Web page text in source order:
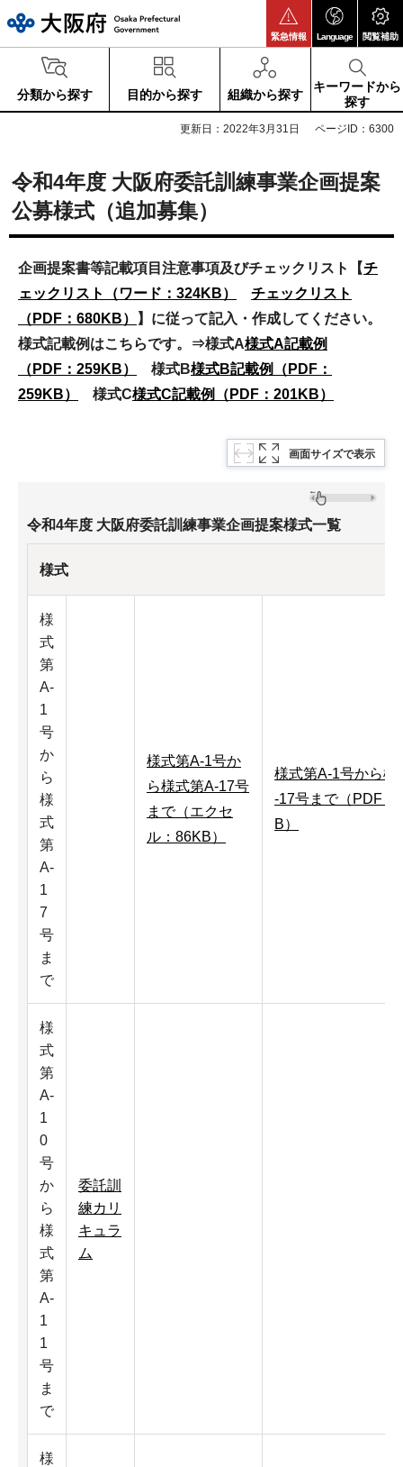
緊急情報 Language 閲覧補助
分類から探す 目的から探す 組織から探す
キーワードから
探す
更新日：2022年3月31日 ページID：6300
令和4年度 大阪府委託訓練事業企画提案
公募様式（追加募集）
企画提案書等記載項目注意事項及びチェックリスト【チ
ェックリスト（ワード：324KB）
チェックリスト
（PDF：680KB）
】に従って記入・作成してください。
様式記載例はこちらです。⇒様式A様式A記載例
（PDF：259KB）
様式B様式B記載例（PDF：
259KB）
様式C様式C記載例（PDF：201KB）
画面サイズで表示
令和4年度 大阪府委託訓練事業企画提案様式一覧
様式
様
式
第
A-
1
号
か
ら
様
式
第
A-
1
7
号
ま
で
様式第A-1号か
ら様式第A-17号
まで（エクセ
ル：86KB）
様式第A-1号から様
-17号まで（PDF：
B）
様
式
第
A-
1
0
号
か
ら
様
式
第
A-
1
1
号
ま
で
委託訓
練カリ
キュラ
ム
様